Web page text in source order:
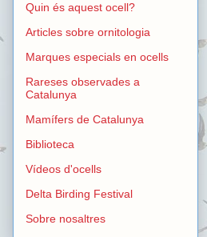
Quin és aquest ocell?
Articles sobre ornitologia
Marques especials en ocells
Rareses observades a
Catalunya
Mamífers de Catalunya
Biblioteca
Vídeos d'ocells
Delta Birding Festival
Sobre nosaltres